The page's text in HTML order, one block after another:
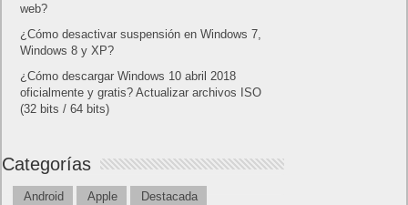
web?
¿Cómo desactivar suspensión en Windows 7,
Windows 8 y XP?
¿Cómo descargar Windows 10 abril 2018
oficialmente y gratis? Actualizar archivos ISO
(32 bits / 64 bits)
Categorías
Android Apple
Destacada